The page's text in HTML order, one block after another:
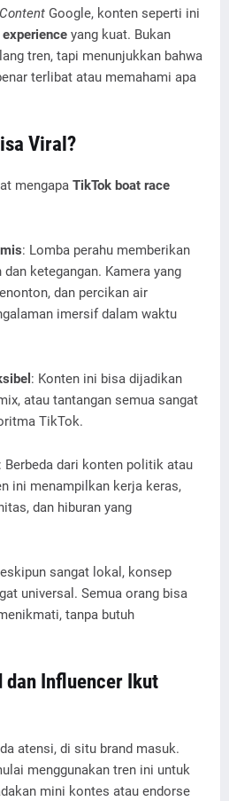
Google, konten seperti ini
yang kuat. Bukan
tren, tapi menunjukkan bahwa
terlibat atau memahami apa
Viral?
mengapa TikTok boat race
: Lomba perahu memberikan
ketegangan. Kamera yang
dan percikan air
imersif dalam waktu
: Konten ini bisa dijadikan
atau tantangan semua sangat
TikTok.
Berbeda dari konten politik atau
ini menampilkan kerja keras,
dan hiburan yang
sangat lokal, konsep
universal. Semua orang bisa
tanpa butuh
dan Influencer Ikut
atensi, di situ brand masuk.
menggunakan tren ini untuk
mini kontes atau endorse